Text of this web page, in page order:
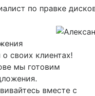
по правке
своих клиентах!
мы готовим
вместе с